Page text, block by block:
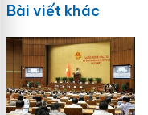
Bài viết khác